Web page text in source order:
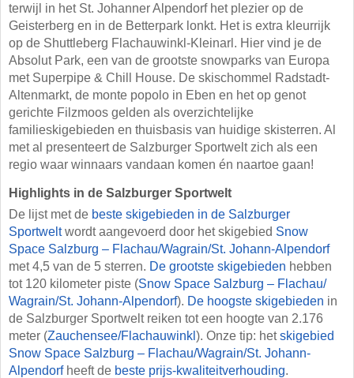
terwijl in het St. Johanner Alpendorf het plezier op de
Geisterberg en in de Betterpark lonkt. Het is extra kleurrijk
op de Shuttleberg Flachauwinkl-Kleinarl. Hier vind je de
Absolut Park, een van de grootste snowparks van Europa
met Superpipe & Chill House. De skischommel Radstadt-
Altenmarkt, de monte popolo in Eben en het op genot
gerichte Filzmoos gelden als overzichtelijke
familieskigebieden en thuisbasis van huidige skisterren. Al
met al presenteert de Salzburger Sportwelt zich als een
regio waar winnaars vandaan komen én naartoe gaan!
Highlights in de Salzburger Sportwelt
De lijst met de beste skigebieden in de Salzburger
Sportweltwordt aangevoerd door het skigebied Snow
Space Salzburg – Flachau/​Wagrain/​St. Johann-Alpendorf
met 4,5 van de 5 sterren. De grootste skigebieden hebben
tot 120 kilometer piste (Snow Space Salzburg – Flachau/​
Wagrain/​St. Johann-Alpendorf). De hoogste skigebieden in
de Salzburger Sportwelt reiken tot een hoogte van 2.176
meter (Zauchensee/​Flachauwinkl ). Onze tip: hetskigebied
Snow Space Salzburg – Flachau/​Wagrain/​St. Johann-
Alpendorfheeft de beste prijs-kwaliteitverhouding.